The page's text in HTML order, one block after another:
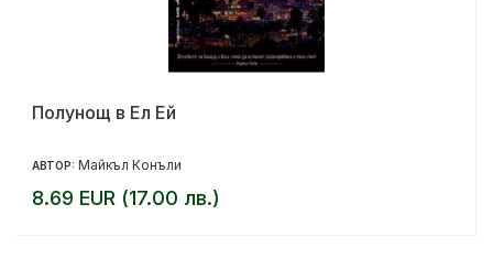
Полунощ в Ел Ей
АВТОР: Майкъл Конъли
8.69 EUR (17.00 лв.)